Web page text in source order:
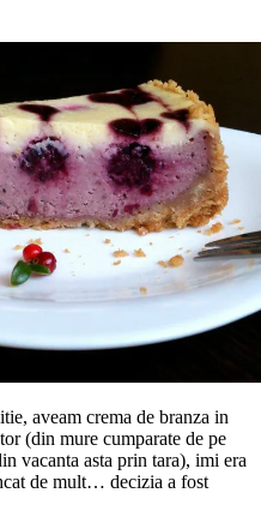
aveam crema de branza in
(din mure cumparate de pe
vacanta asta prin tara), imi era
de mult… decizia a fost